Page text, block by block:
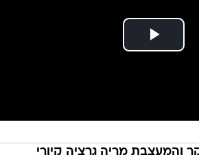
קר והמעצבת מריה גרציה קיורי